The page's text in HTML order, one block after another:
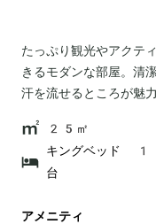
たっぷり観光やアクテ
きるモダンな部屋。清
汗を流せるところが魅力
25㎡
キングベッド 1
台
アメニティ